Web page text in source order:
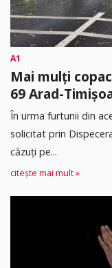
A1
Mai mulți
69 Arad-
În urma furtunii din
solicitat prin
căzuți pe...
citește mai mult »